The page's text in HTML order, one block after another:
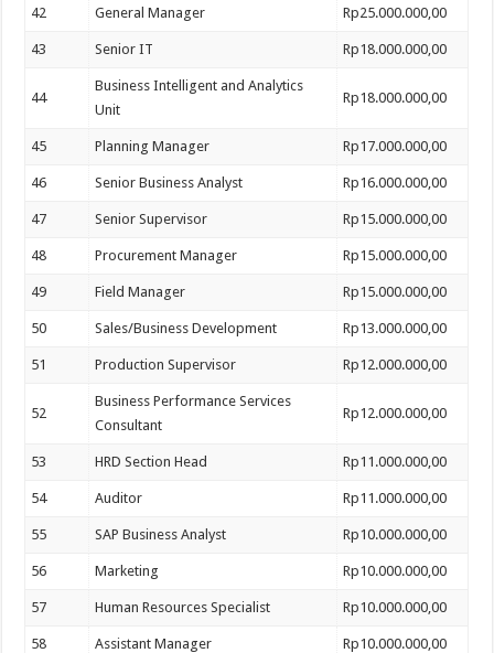
42 General Manager Rp25.000.000,00
43 Senior IT Rp18.000.000,00
44
Business Intelligent and Analytics
Unit
Rp18.000.000,00
45 Planning Manager Rp17.000.000,00
46 Senior Business Analyst Rp16.000.000,00
47 Senior Supervisor Rp15.000.000,00
48 Procurement Manager Rp15.000.000,00
49 Field Manager Rp15.000.000,00
50 Sales/Business Development Rp13.000.000,00
51 Production Supervisor Rp12.000.000,00
52
Business Performance Services
Consultant
Rp12.000.000,00
53 HRD Section Head Rp11.000.000,00
54 Auditor Rp11.000.000,00
55 SAP Business Analyst Rp10.000.000,00
56 Marketing Rp10.000.000,00
57 Human Resources Specialist Rp10.000.000,00
58 Assistant Manager Rp10.000.000,00